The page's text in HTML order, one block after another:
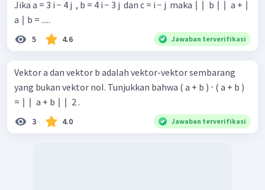
Jika a = 3 i − 4 j ​ , b = 4 i − 3 j ​ dan c = i − j ​ maka ∣ ∣ ​ b ∣ ∣ ​ a + ∣
a ∣ b = .....
5 4.6 Jawaban terverifikasi
Vektor a dan vektor b adalah vektor-vektor sembarang
yang bukan vektor noI. Tunjukkan bahwa ( a + b ) ⋅ ( a + b )
= ∣ ∣ ​ a + b ∣ ∣ ​ 2 .
3 4.0 Jawaban terverifikasi